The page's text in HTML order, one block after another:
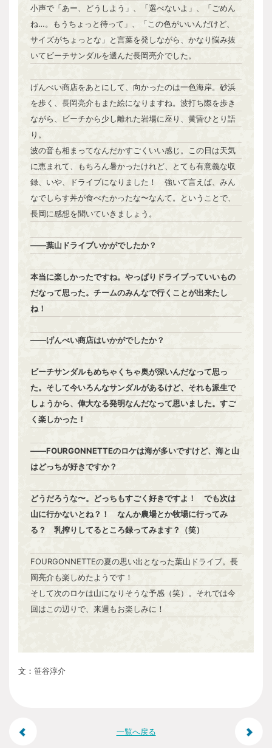
小声で「あー、どうしよう」、「選べないよ」、「ごめん
ね…。もうちょっと待って」、「この色がいいんだけど、
サイズがちょっとな」と言葉を発しながら、かなり悩み抜
いてビーチサンダルを選んだ長岡亮介でした。
げんべい商店をあとにして、向かったのは一色海岸。砂浜
を歩く、長岡亮介もまた絵になりますね。波打ち際を歩き
ながら、ビーチから少し離れた岩場に座り、黄昏ひとり語
り。
波の音も相まってなんだかすごくいい感じ。この日は天気
に恵まれて、もちろん暑かったけれど、とても有意義な収
録、いや、ドライブになりました！ 強いて言えば、みん
なでしらす丼が食べたかったな〜なんて。ということで、
長岡に感想を聞いていきましょう。
――葉山ドライブいかがでしたか？
本当に楽しかったですね。やっぱりドライブっていいもの
だなって思った。チームのみんなで行くことが出来たし
ね！
――げんべい商店はいかがでしたか？
ビーチサンダルもめちゃくちゃ奥が深いんだなって思っ
た。そして今いろんなサンダルがあるけど、それも派生で
しょうから、偉大なる発明なんだなって思いました。すご
く楽しかった！
――FOURGONNETTEのロケは海が多いですけど、海と山
はどっちが好きですか？
どうだろうな〜。どっちもすごく好きですよ！ でも次は
山に行かないとね？！ なんか農場とか牧場に行ってみ
る？ 乳搾りしてるところ録ってみます？（笑）
FOURGONNETTEの夏の思い出となった葉山ドライブ。長
岡亮介も楽しめたようです！
そして次のロケは山になりそうな予感（笑）。それでは今
回はこの辺りで、来週もお楽しみに！
文：笹谷淳介
投
一覧へ戻る